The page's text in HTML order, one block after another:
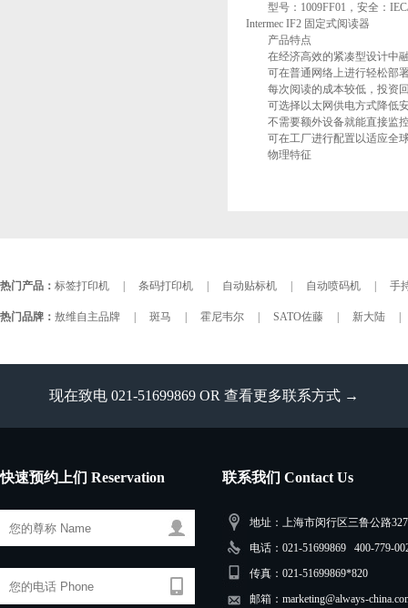
型号：1009FF01，安全：IEC/
Intermec IF2 固定式阅读器
产品特点
在经济高效的紧凑型设计中
可在普通网络上进行轻松部
每次阅读的成本较低，投资
可选择以太网供电方式降低
不需要额外设备就能直接监
可在工厂进行配置以适应全球
物理特征
热门产品： 标签打印机 条码打印机 自动贴标机 自动喷码机 手
热门品牌： 敖维自主品牌 斑马 霍尼韦尔 SATO佐藤 新大陆
现在致电 021-51699869 OR 查看更多联系方式 →
快速预约上们 Reservation 联系我们 Contact Us
地址：上海市闵行区三鲁公路
电话：021-51699869 400-779-
传真：021-51699869*820
邮箱：marketing@always-